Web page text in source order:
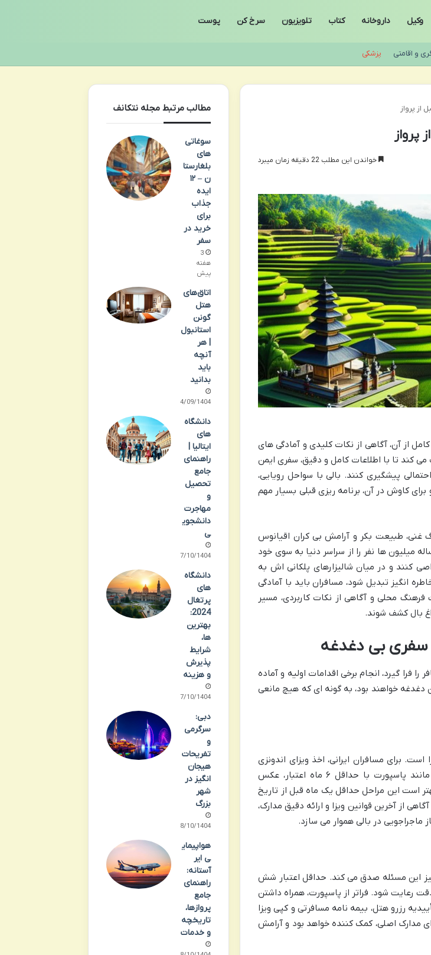
وکیل داروخانه کتاب تلویزیون سرخ کن پوست
و اقامتی پزشکی
از پرواز
خواندن این مطلب 22 دقیقه زمان میبرد
از آن، آگاهی از نکات کلیدی و آمادگی های
کند تا با اطلاعات کامل و دقیق، سفری ایمن
پیشگیری کنند. بالی با سواحل رویایی،
کاوش در آن، برنامه ریزی قبلی بسیار مهم
غنی، طبیعت بکر و آرامش بی کران اقیانوس
میلیون ها نفر را از سراسر دنیا به سوی خود
کنند و در میان شالیزارهای پلکانی اش به
انگیز تبدیل شود، مسافران باید با آمادگی
محلی و آگاهی از نکات کاربردی، مسیر
بال کشف شوند.
سفری بی دغدغه
گیرد، انجام برخی اقدامات اولیه و آماده
خواهند بود، به گونه ای که هیچ مانعی
برای مسافران ایرانی، اخذ ویزای اندونزی
پیش از سفر ضروری است. این فرآیند شامل جمع آوری مدارک لازم مانند پاسپورت با حداقل ۶ ماه اعتبار، عکس
است این مراحل حداقل یک ماه قبل از تاریخ
از آخرین قوانین ویزا و ارائه دقیق مدارک،
ماجراجویی در بالی هموار می سازد.
این مسئله صدق می کند. حداقل اعتبار شش
رعایت شود. فراتر از پاسپورت، همراه داشتن
رزرو هتل، بیمه نامه مسافرتی و کپی ویزا
مدارک اصلی، کمک کننده خواهد بود و آرامش
مطالب مرتبط مجله نتکانف
سوغاتی
های
بلغارستا
ن – ۱۲
ایده
جذاب
برای
خرید در
سفر
3
هفته
پیش
اتاق‌های
هتل
گونن
استانبول
| هر
آنچه
باید
بدانید
24/09/1404
دانشگاه
های
ایتالیا |
راهنمای
جامع
تحصیل
و
مهاجرت
دانشجوی
ی
07/10/1404
دانشگاه
های
پرتغال
2024:
بهترین
ها،
شرایط
پذیرش
و هزینه
07/10/1404
دبی:
سرگرمی
و
تفریحات
هیجان
انگیز در
شهر
بزرگ
08/10/1404
هواپیمای
ی ایر
آستانه:
راهنمای
جامع
پروازها،
تاریخچه
و خدمات